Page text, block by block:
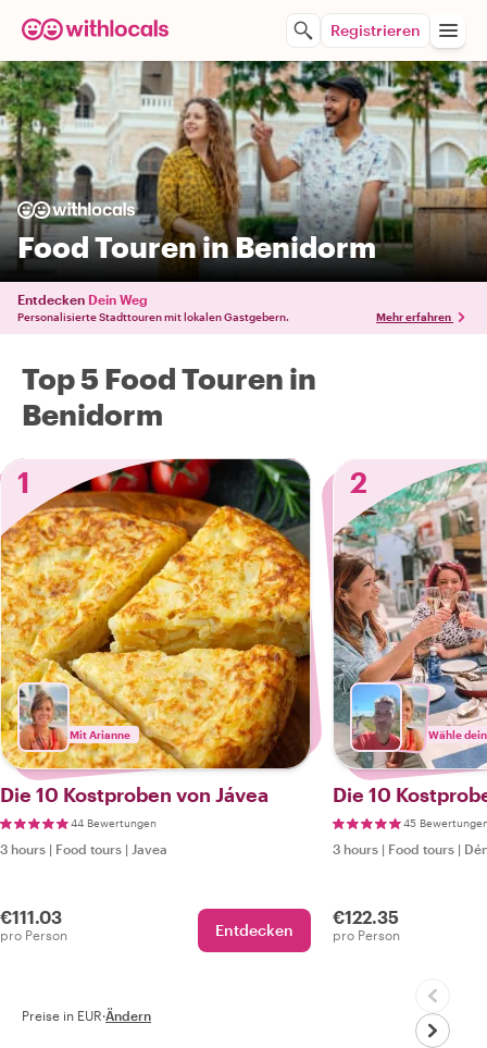
Registrieren
Food Touren in Benidorm
Entdecken Dein Weg
Personalisierte Stadttouren mit lokalen Gastgebern. Mehr erfahren
Top 5 Food Touren in
Benidorm
1
Mit Arianne
Die 10 Kostproben von Jávea
44 Bewertungen
3 hours | Food tours | Javea
€111.03
pro Person Entdecken
2
Wähle
Die 10
45
3 hours | Food tours |
€122.35
pro Person
Preise in EUR·Ändern